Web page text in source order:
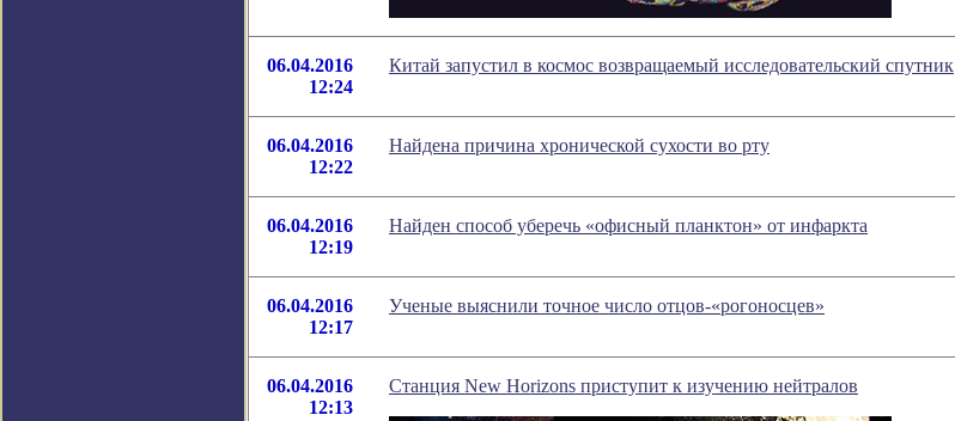
06.04.2016
12:24
Китай запустил в космос возвращаемый исследовательский спутник
06.04.2016
12:22
Найдена причина хронической сухости во рту
06.04.2016
12:19
Найден способ уберечь «офисный планктон» от инфаркта
06.04.2016
12:17
Ученые выяснили точное число отцов-«рогоносцев»
06.04.2016
12:13
Станция New Horizons приступит к изучению нейтралов